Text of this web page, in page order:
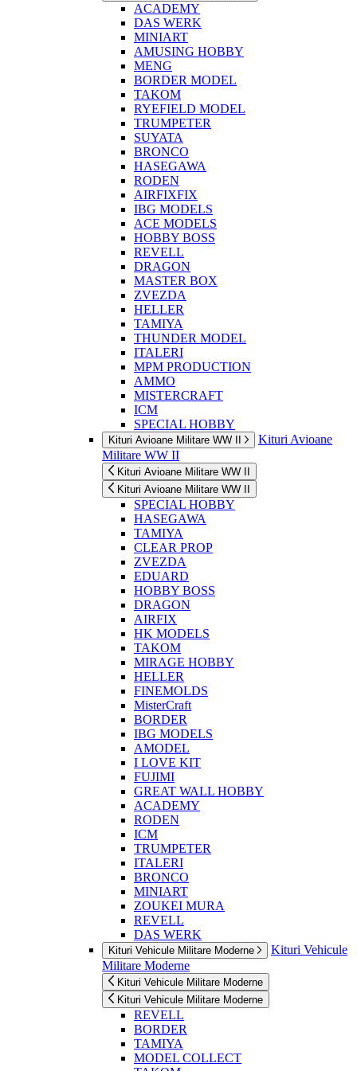
ACADEMY
DAS WERK
MINIART
AMUSING HOBBY
MENG
BORDER MODEL
TAKOM
RYEFIELD MODEL
TRUMPETER
SUYATA
BRONCO
HASEGAWA
RODEN
AIRFIXFIX
IBG MODELS
ACE MODELS
HOBBY BOSS
REVELL
DRAGON
MASTER BOX
ZVEZDA
HELLER
TAMIYA
THUNDER MODEL
ITALERI
MPM PRODUCTION
AMMO
MISTERCRAFT
ICM
SPECIAL HOBBY
Kituri Avioane Militare WW II
Kituri Avioane
Militare WW II
Kituri Avioane Militare WW II
Kituri Avioane Militare WW II
SPECIAL HOBBY
HASEGAWA
TAMIYA
CLEAR PROP
ZVEZDA
EDUARD
HOBBY BOSS
DRAGON
AIRFIX
HK MODELS
TAKOM
MIRAGE HOBBY
HELLER
FINEMOLDS
MisterCraft
BORDER
IBG MODELS
AMODEL
I LOVE KIT
FUJIMI
GREAT WALL HOBBY
ACADEMY
RODEN
ICM
TRUMPETER
ITALERI
BRONCO
MINIART
ZOUKEI MURA
REVELL
DAS WERK
Kituri Vehicule Militare Moderne
Kituri Vehicule
Militare Moderne
Kituri Vehicule Militare Moderne
Kituri Vehicule Militare Moderne
REVELL
BORDER
TAMIYA
MODEL COLLECT